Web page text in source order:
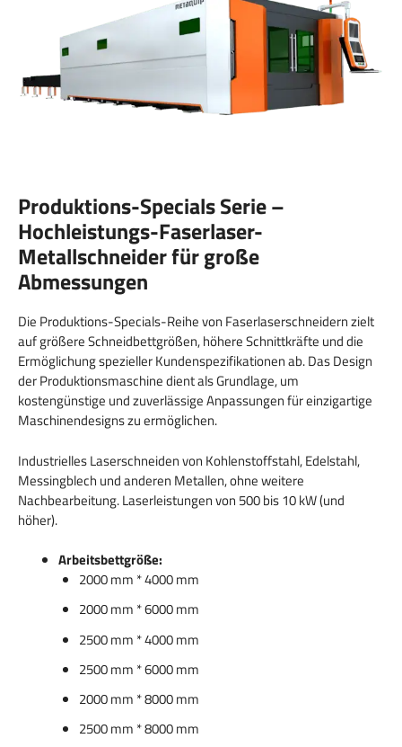
Produktions-SpecialsSerie –
Hochleistungs-Faserlaser-
Metallschneider für große
Abmessungen
Die Produktions-Specials-Reihe von Faserlaserschneidern zielt
auf größere Schneidbettgrößen, höhere Schnittkräfte und die
Ermöglichung spezieller Kundenspezifikationen ab. Das Design
der Produktionsmaschine dient als Grundlage, um
kostengünstige und zuverlässige Anpassungen für einzigartige
Maschinendesigns zu ermöglichen.
Industrielles Laserschneiden von Kohlenstoffstahl, Edelstahl,
Messingblech und anderen Metallen, ohne weitere
Nachbearbeitung. Laserleistungen von 500 bis 10 kW (und
höher).
Arbeitsbettgröße:
2000 mm * 4000 mm
2000 mm * 6000 mm
2500 mm * 4000 mm
2500 mm * 6000 mm
2000 mm * 8000 mm
2500 mm * 8000 mm